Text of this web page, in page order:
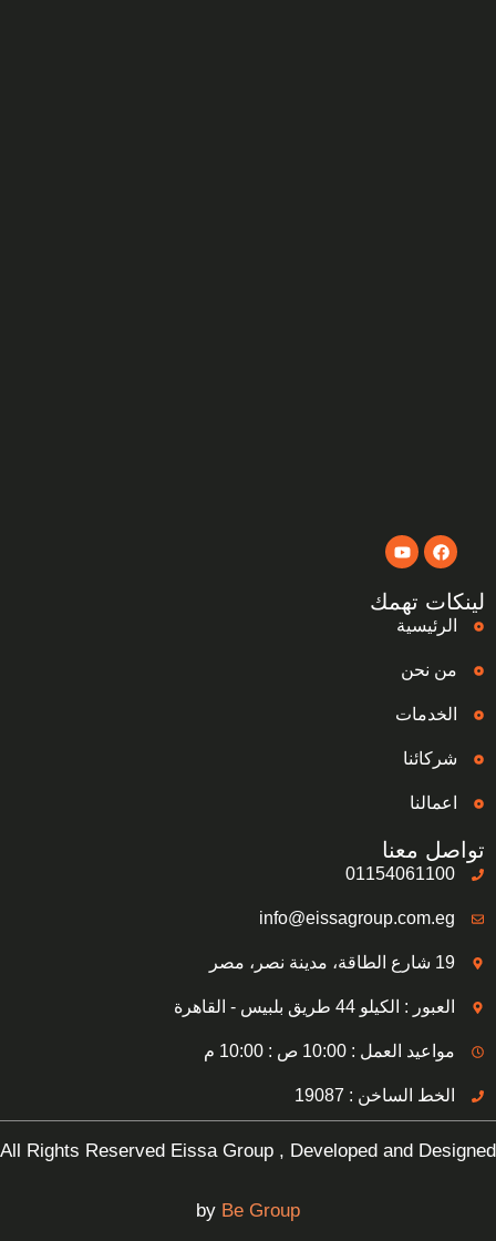
لينكات تهمك
الرئيسية
من نحن
الخدمات
شركائنا
اعمالنا
تواصل معنا
01154061100
info@eissagroup.com.eg
19 شارع الطاقة، مدينة نصر، مصر
العبور : الكيلو 44 طريق بلبيس - القاهرة
مواعيد العمل : 10:00 ص : 10:00 م
الخط الساخن : 19087
All Rights Reserved Eissa Group , Developed and Designed
by Be Group